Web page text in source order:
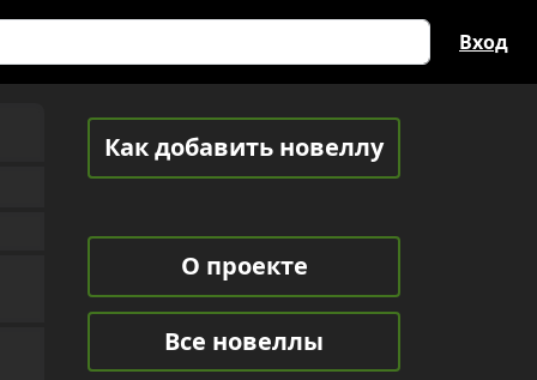
Вход
Как добавить новеллу
О проекте
Все новеллы